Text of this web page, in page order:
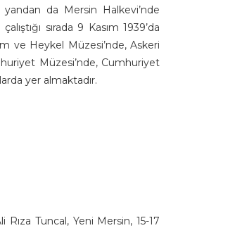
yandan da Mersin Halkevi’nde
sırada 9 Kasım 1939’da
ve Heykel Müzesi’nde, Askeri
Müzesi’nde, Cumhuriyet
yer almaktadır.
Tuncal, Yeni Mersin, 15-17